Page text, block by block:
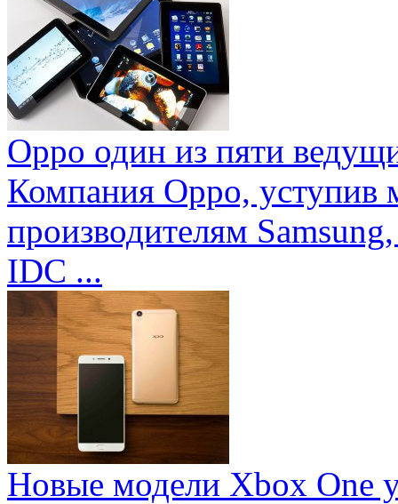
Oppo один из пяти
Компания Oppo, уступив
производителям
IDC ...
Новые модели Xbox One